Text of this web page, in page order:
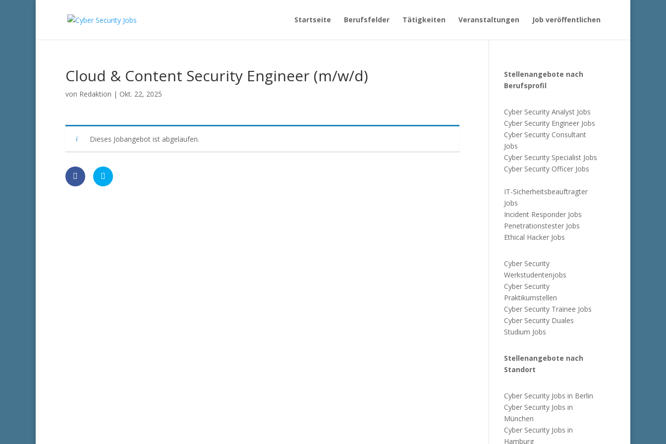
Startseite Berufsfelder Tätigkeiten Veranstaltungen Job veröffentlichen
Cloud & Content Security Engineer (m/w/d)
von Redaktion | Okt. 22, 2025
Dieses Jobangebot ist abgelaufen.
Stellenangebote nach
Berufsprofil
Cyber Security Analyst Jobs
Cyber Security Engineer Jobs
Cyber Security Consultant
Jobs
Cyber Security Specialist Jobs
Cyber Security Officer Jobs
IT-Sicherheitsbeauftragter
Jobs
Incident Responder Jobs
Penetrationstester Jobs
Ethical Hacker Jobs
Cyber Security
Werkstudentenjobs
Cyber Security
Praktikumstellen
Cyber Security Trainee Jobs
Cyber Security Duales
Studium Jobs
Stellenangebote nach
Standort
Cyber Security Jobs in Berlin
Cyber Security Jobs in
München
Cyber Security Jobs in
Hamburg